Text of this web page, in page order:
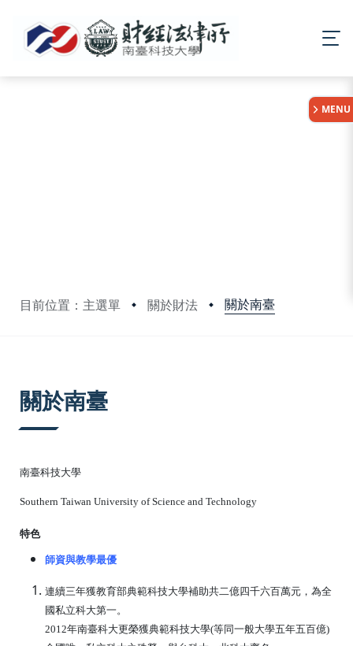
目前位置：主選單 關於財法 關於南臺
MENU
關於南臺
南臺科技大學
Southern Taiwan University of Science and Technology
特色
師資與教學最優
連續三年獲教育部典範科技大學補助共二億四千六百萬元，為全
國私立科大第一。
2012年南臺科大更榮獲典範科技大學(等同一般大學五年五百億)